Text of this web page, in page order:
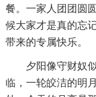
餐。一家人团团圆
候大家才是真的忘
带来的专属快乐。
夕阳像守财奴
临，一轮皎洁的明